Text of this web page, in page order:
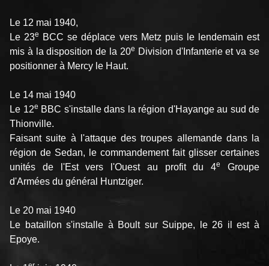
Le 12 mai 1940,
Le 23e
BCC se déplace vers Metz puis le lendemain est
mis à la disposition de la 20e Division d'Infanterie et va se
positionner à Mercy le Haut.
Le 14 mai 1940
Le 12e BBC s'installe dans la région d'Hayange au sud de
Thionville.
Faisant suite à l'attaque des troupes allemande dans la
région de Sedan, le commandement fait glisser certaines
unités de l'Est vers l'Ouest au profit du 4e
Groupe
d'Armées du général Huntziger.
Le 20 mai 1940
Le bataillon s'installe à Boult sur Suippe, le 26 il est à
Epoye.